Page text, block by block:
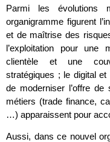
Parmi les évolutions
organigramme figurent
et de maîtrise des
l’exploitation pour une
clientèle et une
stratégiques ; le digital
de moderniser l’offre
métiers (trade finance,
…) apparaissent pour
Aussi, dans ce nouvel